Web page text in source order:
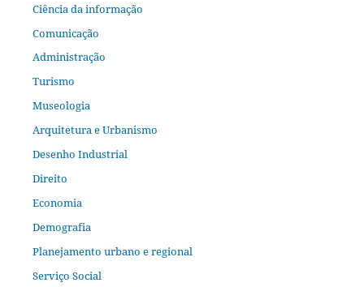
Ciência da informação
Comunicação
Administração
Turismo
Museologia
Arquitetura e Urbanismo
Desenho Industrial
Direito
Economia
Demografia
Planejamento urbano e regional
Serviço Social